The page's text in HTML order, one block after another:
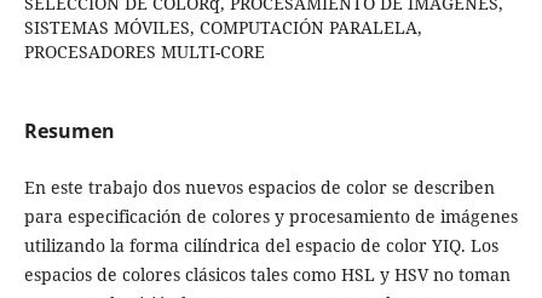
SISTEMAS MÓVILES, COMPUTACIÓN PARALELA,
PROCESADORES MULTI-CORE
Resumen
En este trabajo dos nuevos espacios de color se describen
para especificación de colores y procesamiento de imágenes
utilizando la forma cilíndrica del espacio de color YIQ. Los
espacios de colores clásicos tales como HSL y HSV no toman